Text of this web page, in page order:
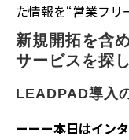
た情報を“営業フリ
新規開拓を含
サービスを探
LEADPAD導入
ーーー本日はイン